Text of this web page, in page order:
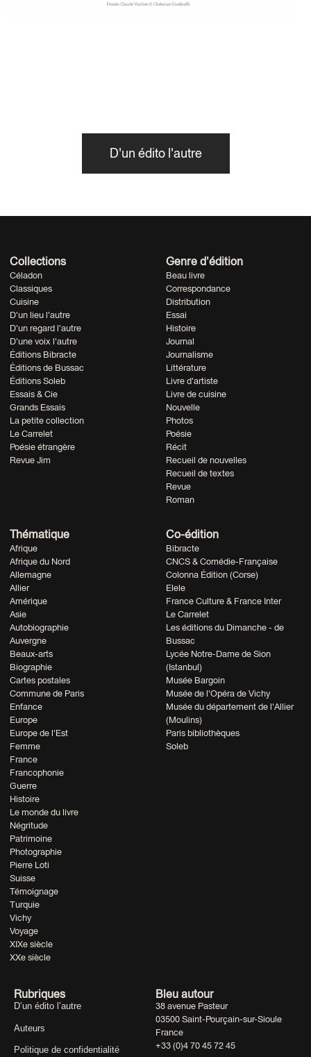
D'un édito l'autre
Collections
Céladon
Classiques
Cuisine
D'un lieu l'autre
D'un regard l'autre
D'une voix l'autre
Éditions Bibracte
Éditions de Bussac
Éditions Soleb
Essais & Cie
Grands Essais
La petite collection
Le Carrelet
Poésie étrangère
Revue Jim
Genre d'édition
Beau livre
Correspondance
Distribution
Essai
Histoire
Journal
Journalisme
Littérature
Livre d'artiste
Livre de cuisine
Nouvelle
Photos
Poésie
Récit
Recueil de nouvelles
Recueil de textes
Revue
Roman
Thématique
Afrique
Afrique du Nord
Allemagne
Allier
Amérique
Asie
Autobiographie
Auvergne
Beaux-arts
Biographie
Cartes postales
Commune de Paris
Enfance
Europe
Europe de l'Est
Femme
France
Francophonie
Guerre
Histoire
Le monde du livre
Négritude
Patrimoine
Photographie
Pierre Loti
Suisse
Témoignage
Turquie
Vichy
Voyage
XIXe siècle
XXe siècle
Co-édition
Bibracte
CNCS & Comédie-Française
Colonna Édition (Corse)
Elele
France Culture & France Inter
Le Carrelet
Les éditions du Dimanche - de
Bussac
Lycée Notre-Dame de Sion
(Istanbul)
Musée Bargoin
Musée de l'Opéra de Vichy
Musée du département de l'Allier
(Moulins)
Paris bibliothèques
Soleb
Rubriques
D’un édito l’autre
Auteurs
Politique de confidentialité
Bleu autour
38 avenue Pasteur
03500 Saint-Pourçain-sur-Sioule
France
+33 (0)4 70 45 72 45